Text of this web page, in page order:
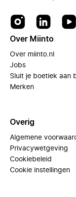
Over Miinto
Over miinto.nl
Jobs
Sluit je boetiek aan
Merken
Overig
Algemene
Privacywetgeving
Cookiebeleid
Cookie instellingen